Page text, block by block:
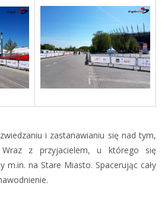
i zastanawianiu się nad tym,
z przyjacielem, u którego się
m.in. na Stare Miasto. Spacerując cały